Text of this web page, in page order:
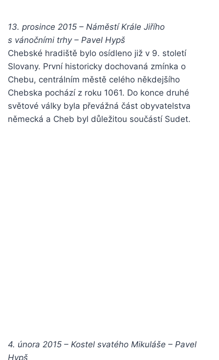
13. prosince 2015 – Náměstí Krále Jiřího
s vánočními trhy – Pavel Hypš
Chebské hradiště bylo osídleno již v 9. století
Slovany. První historicky dochovaná zmínka o
Chebu, centrálním městě celého někdejšího
Chebska pochází z roku 1061. Do konce druhé
světové války byla převážná část obyvatelstva
německá a Cheb byl důležitou součástí Sudet.
4. února 2015 – Kostel svatého Mikuláše – Pavel
Hypš